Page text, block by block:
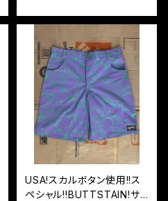
USA!スカルボタン使用!!ス
ペシャル!!BUTTSTAIN!サ